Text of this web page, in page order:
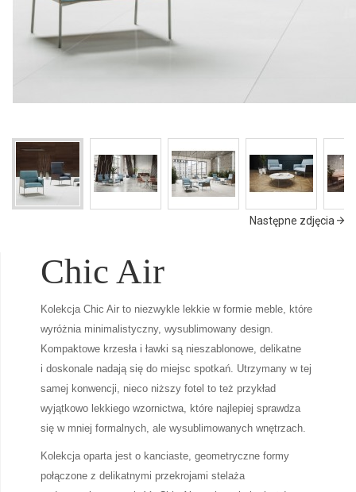
Następne zdjęcia
Chic Air
Kolekcja Chic Air to niezwykle lekkie w formie meble, które
wyróżnia minimalistyczny, wysublimowany design.
Kompaktowe krzesła i ławki są nieszablonowe, delikatne
i doskonale nadają się do miejsc spotkań. Utrzymany w tej
samej konwencji, nieco niższy fotel to też przykład
wyjątkowo lekkiego wzornictwa, które najlepiej sprawdza
się w mniej formalnych, ale wysublimowanych wnętrzach.
Kolekcja oparta jest o kanciaste, geometryczne formy
połączone z delikatnymi przekrojami stelaża